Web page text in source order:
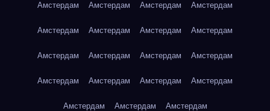
Амстердам Амстердам Амстердам Амстердам
Амстердам Амстердам Амстердам Амстердам
Амстердам Амстердам Амстердам Амстердам
Амстердам Амстердам Амстердам Амстердам
Амстердам Амстердам Амстердам